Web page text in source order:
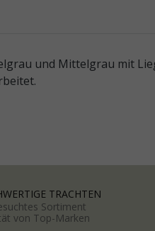
und Mittelgrau mit
TRACHTEN
Sortiment
von Top-Marken